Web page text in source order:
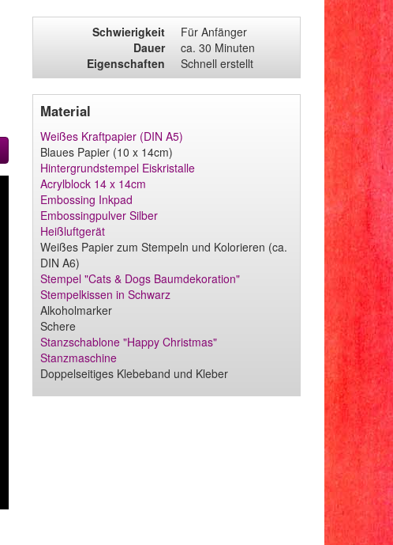
Schwierigkeit
Für Anfänger
Dauer
ca. 30 Minuten
Eigenschaften
Schnell erstellt
Material
Weißes Kraftpapier (DIN A5)
Blaues Papier (10 x 14cm)
Hintergrundstempel Eiskristalle
Acrylblock 14 x 14cm
Embossing Inkpad
Embossingpulver Silber
Heißluftgerät
Weißes Papier zum Stempeln und Kolorieren (ca.
DIN A6)
Stempel "Cats & Dogs Baumdekoration"
Stempelkissen in Schwarz
Alkoholmarker
Schere
Stanzschablone "Happy Christmas"
Stanzmaschine
Doppelseitiges Klebeband und Kleber